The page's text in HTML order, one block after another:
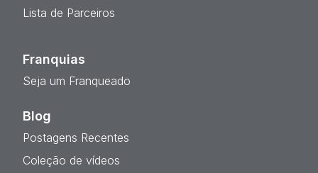
Lista de Parceiros
Franquias
Seja um Franqueado
Blog
Postagens Recentes
Coleção de vídeos